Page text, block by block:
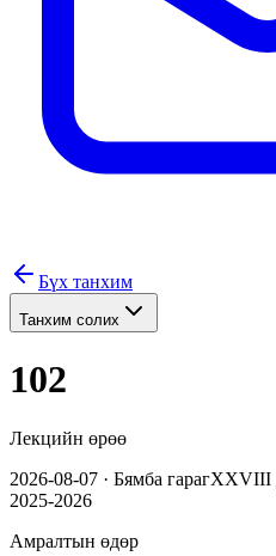
Бүх танхим
Танхим солих
102
Лекцийн өрөө
2026-08-07 · Бямба гарагXXVIII
2025-2026
Амралтын өдөр